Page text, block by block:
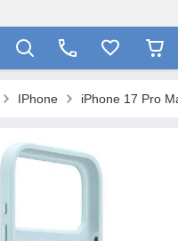
IPhone iPhone 17 Pro